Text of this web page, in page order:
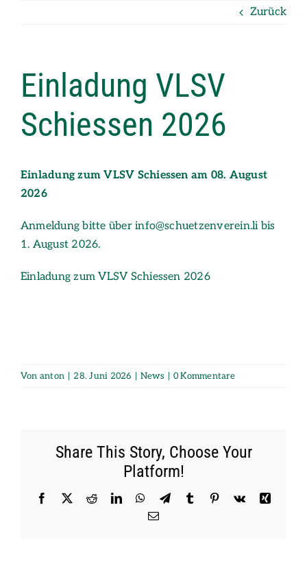
Zurück
Einladung VLSV
Schiessen 2026
Einladung zum VLSV Schiessen am 08. August
2026
Anmeldung bitte über info@schuetzenverein.li bis
1. August 2026.
Einladung zum VLSV Schiessen 2026
Von anton 28. Juni 2026 News 0 Kommentare
Share This Story, Choose Your
Platform!
Facebook
X RedditLinkedInWhatsApp
TelegramTumblr Pinterest
Vk
Xing
E-